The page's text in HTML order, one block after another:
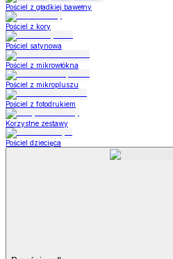
Pościel z gładkiej bawełny
Pościel z kory
Pościel satynowa
Pościel z mikrowłókna
Pościel z mikropluszu
Pościel z fotodrukiem
Korzystne zestawy
Pościel dziecięca